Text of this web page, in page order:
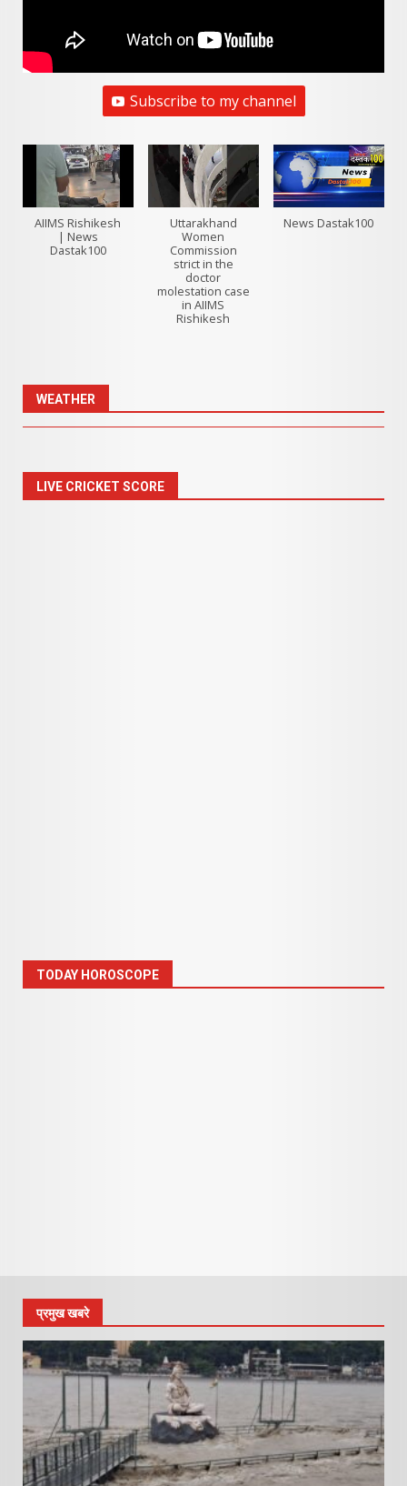
Subscribe to my channel
AIIMS Rishikesh
| News
Dastak100
Uttarakhand
Women
Commission
strict in the
doctor
molestation case
in AIIMS
Rishikesh
News Dastak100
WEATHER
LIVE CRICKET SCORE
TODAY HOROSCOPE
प्रमुख खबरे